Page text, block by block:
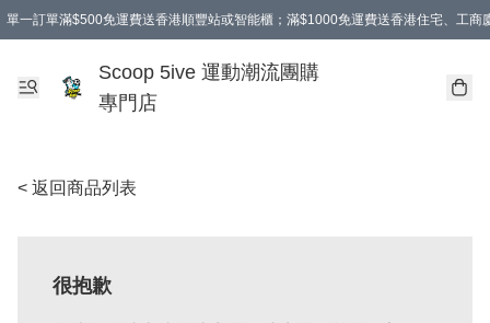
單一訂單滿$500免運費送香港順豐站或智能櫃；滿$1000免運費送香港住宅、工商
Scoop 5ive 運動潮流團購
專門店
< 返回商品列表
很抱歉